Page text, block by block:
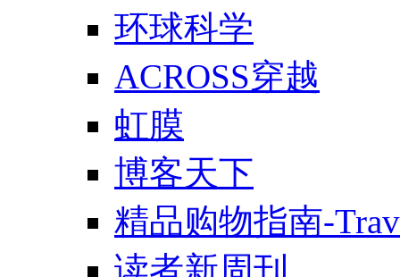
环球科学
ACROSS穿越
虹膜
博客天下
精品购物指南-
读者新周刊